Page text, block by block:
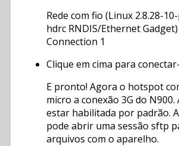
Rede com fio (Linux 2.8.28-
hdrc RNDIS/Ethernet
Connection 1
Clique em cima para
E pronto! Agora o hotspot
micro a conexão 3G do
estar habilitada por padrão.
pode abrir uma sessão sftp
arquivos com o aparelho.